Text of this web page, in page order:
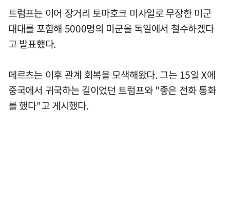
트럼프는 이어 장거리 토마호크 미사일로 무장한 미군
대대를 포함해 5000명의 미군을 독일에서 철수하겠다
고 발표했다.
메르츠는 이후 관계 회복을 모색해왔다. 그는 15일 X에
중국에서 귀국하는 길이었던 트럼프와 "좋은 전화 통화
를 했다"고 게시했다.